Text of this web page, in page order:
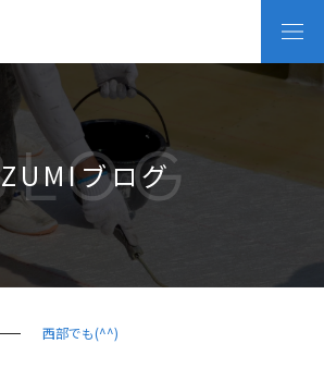
ブログ
西部でも(^^)